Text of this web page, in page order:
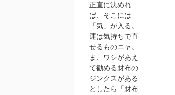
正直に決めれ
ば、そこには
「気」が入る。
運は気持ちで直
せるものニャ。
ま、ワシがあえ
て勧める財布の
ジンクスがある
としたら「財布